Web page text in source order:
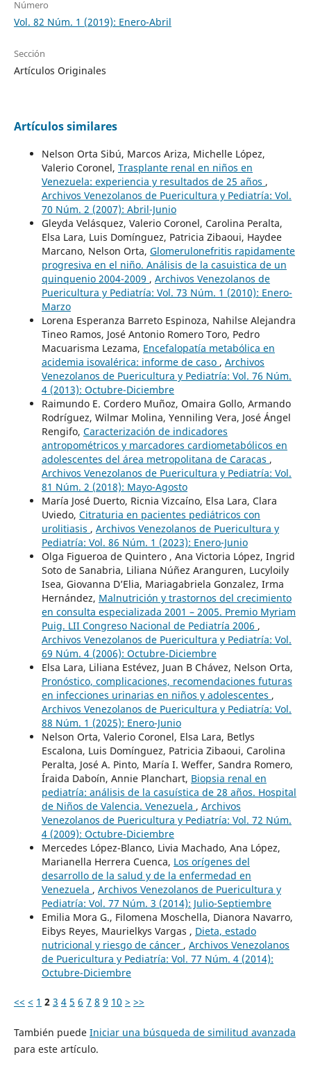
Número
Vol. 82 Núm. 1 (2019): Enero-Abril
Sección
Artículos Originales
Artículos similares
Nelson Orta Sibú, Marcos Ariza, Michelle López,
Valerio Coronel, Trasplante renal en niños en
Venezuela: experiencia y resultados de 25 años ,
Archivos Venezolanos de Puericultura y Pediatría: Vol.
70 Núm. 2 (2007): Abril-Junio
Gleyda Velásquez, Valerio Coronel, Carolina Peralta,
Elsa Lara, Luis Domínguez, Patricia Zibaoui, Haydee
Marcano, Nelson Orta, Glomerulonefritis rapidamente
progresiva en el niño. Análisis de la casuistica de un
quinquenio 2004-2009 , Archivos Venezolanos de
Puericultura y Pediatría: Vol. 73 Núm. 1 (2010): Enero-
Marzo
Lorena Esperanza Barreto Espinoza, Nahilse Alejandra
Tineo Ramos, José Antonio Romero Toro, Pedro
Macuarisma Lezama, Encefalopatía metabólica en
acidemia isovalérica: informe de caso , Archivos
Venezolanos de Puericultura y Pediatría: Vol. 76 Núm.
4 (2013): Octubre-Diciembre
Raimundo E. Cordero Muñoz, Omaira Gollo, Armando
Rodríguez, Wilmar Molina, Yenniling Vera, José Ángel
Rengifo, Caracterización de indicadores
antropométricos y marcadores cardiometabólicos en
adolescentes del área metropolitana de Caracas ,
Archivos Venezolanos de Puericultura y Pediatría: Vol.
81 Núm. 2 (2018): Mayo-Agosto
María José Duerto, Ricnia Vizcaíno, Elsa Lara, Clara
Uviedo, Citraturia en pacientes pediátricos con
urolitiasis , Archivos Venezolanos de Puericultura y
Pediatría: Vol. 86 Núm. 1 (2023): Enero-Junio
Olga Figueroa de Quintero , Ana Victoria López, Ingrid
Soto de Sanabria, Liliana Núñez Aranguren, Lucyloily
Isea, Giovanna D’Elia, Mariagabriela Gonzalez, Irma
Hernández, Malnutrición y trastornos del crecimiento
en consulta especializada 2001 – 2005. Premio Myriam
Puig. LII Congreso Nacional de Pediatría 2006 ,
Archivos Venezolanos de Puericultura y Pediatría: Vol.
69 Núm. 4 (2006): Octubre-Diciembre
Elsa Lara, Liliana Estévez, Juan B Chávez, Nelson Orta,
Pronóstico, complicaciones, recomendaciones futuras
en infecciones urinarias en niños y adolescentes ,
Archivos Venezolanos de Puericultura y Pediatría: Vol.
88 Núm. 1 (2025): Enero-Junio
Nelson Orta, Valerio Coronel, Elsa Lara, Betlys
Escalona, Luis Domínguez, Patricia Zibaoui, Carolina
Peralta, José A. Pinto, María I. Weffer, Sandra Romero,
Íraida Daboín, Annie Planchart, Biopsia renal en
pediatría: análisis de la casuística de 28 años. Hospital
de Niños de Valencia. Venezuela , Archivos
Venezolanos de Puericultura y Pediatría: Vol. 72 Núm.
4 (2009): Octubre-Diciembre
Mercedes López-Blanco, Livia Machado, Ana López,
Marianella Herrera Cuenca, Los orígenes del
desarrollo de la salud y de la enfermedad en
Venezuela , Archivos Venezolanos de Puericultura y
Pediatría: Vol. 77 Núm. 3 (2014): Julio-Septiembre
Emilia Mora G., Filomena Moschella, Dianora Navarro,
Eibys Reyes, Maurielkys Vargas , Dieta, estado
nutricional y riesgo de cáncer , Archivos Venezolanos
de Puericultura y Pediatría: Vol. 77 Núm. 4 (2014):
Octubre-Diciembre
<< < 1 2 3 4 5 6 7 8 9 10 > >>
También puede Iniciar una búsqueda de similitud avanzada
para este artículo.